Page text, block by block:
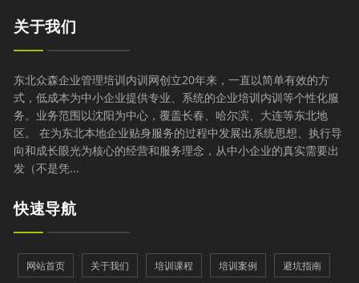
关于我们
东北众森企业管理培训内训网创立20年来，一直以简单有效的方
式，低成本为中小企业提供专业、系统的企业培训内训等个性化服
务。业务范围以沈阳为中心，覆盖长春、哈尔滨、大连等东北地
区。 在为东北本地企业贴身服务的过程中发展出系统思想、执行导
向和成长眼光为核心的经营和服务理念，从中小企业的真实需要出
发（不是凭...
快速导航
网站首页 关于我们 培训课程 培训案例 避坑指南